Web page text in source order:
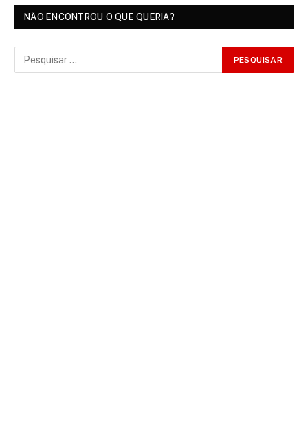
NÃO ENCONTROU O QUE QUERIA?